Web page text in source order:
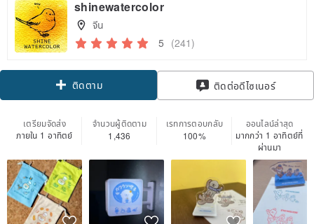
shinewatercolor
จีน
5 (241)
ติดตาม ติดต่อดีไซเนอร์
เตรียมจัดส่ง
ภายใน 1 อาทิตย์
จำนวนผู้ติดตาม
1,436
เรทการตอบกลับ
100%
ออนไลน์ล่าสุด
มากกว่า 1 อาทิตย์ที่
ผ่านมา